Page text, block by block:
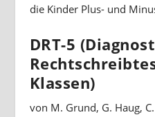
die Kinder Plus- und
DRT-5
Klassen)
von M. Grund, G. Haug,